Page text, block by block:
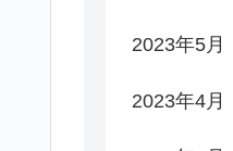
2023年5月
2023年4月